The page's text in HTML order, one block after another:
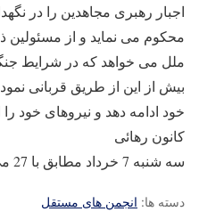
اجبار رهبری مجاهدین را در
محکوم می نماید و از
ملل می خواهد که در شرایط
بیش از این از طریق قربانی
خود ادامه دهد و نیروهای خود
کانون رهائی
سه شنبه 7 خرداد مطابق با 27 می 2008
دسته ها: انجمن های مستقل